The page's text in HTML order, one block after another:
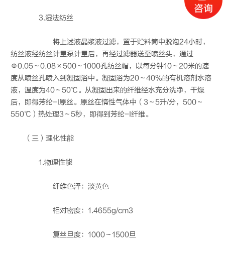
3.湿法纺丝
将上述液晶浆液过滤，置于贮料筒中脱泡24小时，
纺丝液经纺丝计量泵计量后，再经过滤器送至喷丝头，通过
Φ0.05～0.08×500～1000孔纺丝帽，以每分钟10～20米的速
度从喷丝孔喷入到凝固浴中。凝固浴为20～40%的有机溶剂水溶
液，温度为40～50℃。从凝固出来的纤维经水充分洗净，干燥
后，即得芳纶-I原丝。原丝在惰性气体中（3～5升/分，500～
550℃）热处理3～5秒，即得到芳纶-I纤维。
（三）理化性能
1.物理性能
纤维色泽：淡黄色
相对密度：1.4655g/cm3
复丝旦度：1000～1500旦